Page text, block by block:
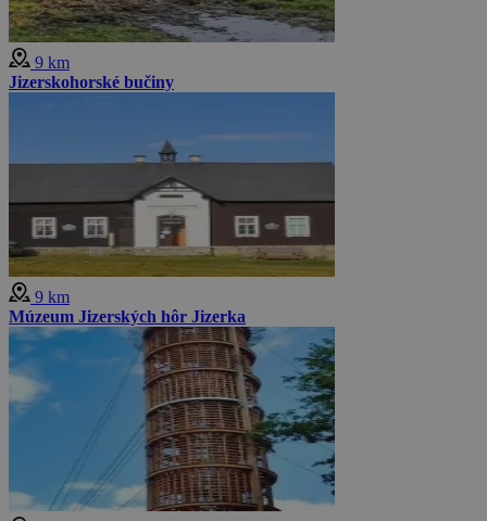
9 km
Jizerskohorské bučiny
9 km
Múzeum Jizerských hôr Jizerka